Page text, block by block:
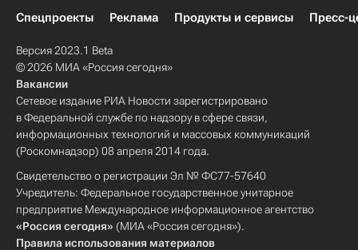
Спецпроекты
Реклама Продукты и сервисы Пресс-
Версия 2023.1 Beta
© 2026 МИА «Россия сегодня»
Вакансии
Сетевое издание РИА Новости зарегистрировано
в Федеральной службе по надзору в сфере связи,
информационных технологий и массовых коммуникаций
(Роскомнадзор) 08 апреля 2014 года.
Свидетельство о регистрации Эл № ФС77-57640
Учредитель: Федеральное государственное унитарное
предприятие Международное информационное агентство
«Россия сегодня» (МИА «Россия сегодня»).
Правила использования материалов